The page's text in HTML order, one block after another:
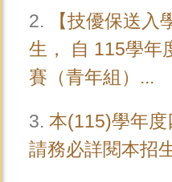
2.
【技優保送
生， 自 115學年
賽（青年組）...
3. 本(115)學年
請務必詳閱本招